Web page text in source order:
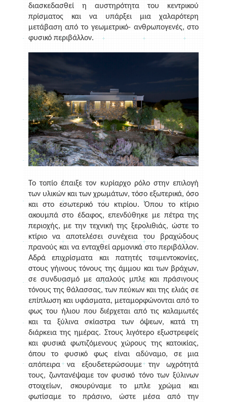
διασκεδασθεί η αυστηρότητα του κεντρικού
πρίσματος και να υπάρξει μια χαλαρότερη
μετάβαση από το γεωμετρικό- ανθρωπογενές, στο
φυσικό περιβάλλον.
Το τοπίο έπαιξε τον κυρίαρχο ρόλο στην επιλογή
των υλικών και των χρωμάτων, τόσο εξωτερικά, όσο
και στο εσωτερικό του κτιρίου. Όπου το κτίριο
ακουμπά στο έδαφος, επενδύθηκε με πέτρα της
περιοχής, με την τεχνική της ξερολιθιάς, ώστε το
κτίριο να αποτελέσει συνέχεια του βραχώδους
πρανούς και να ενταχθεί αρμονικά στο περιβάλλον.
Αδρά επιχρίσματα και πατητές τσιμεντοκονίες,
στους γήινους τόνους της άμμου και των βράχων,
σε συνδυασμό με απαλούς μπλε και πράσινους
τόνους της θάλασσας, των πεύκων και της ελιάς σε
επίπλωση και υφάσματα, μεταμορφώνονται από το
φως του ήλιου που διέρχεται από τις καλαμωτές
και τα ξύλινα σκίαστρα των όψεων, κατά τη
διάρκεια της ημέρας. Στους λιγότερο εξωστρεφείς
και φυσικά φωτιζόμενους χώρους της κατοικίας,
όπου το φυσικό φως είναι αδύναμο, σε μια
απόπειρα να εξουδετερώσουμε την ωχρότητά
τους, ζωντανέψαμε τον φυσικό τόνο των ξύλινων
στοιχείων, σκουρύναμε το μπλε χρώμα και
φωτίσαμε το πράσινο, ώστε μέσα από την